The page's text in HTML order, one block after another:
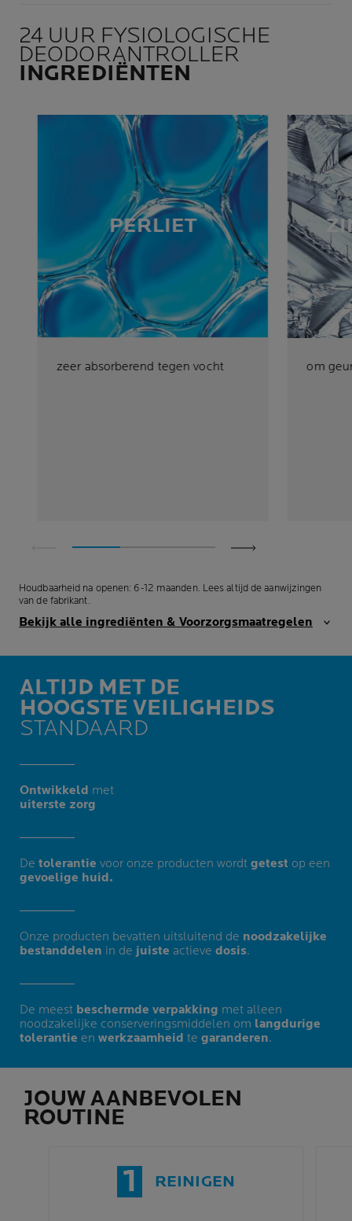
24 UUR FYSIOLOGISCHE
DEODORANTROLLER
INGREDIËNTEN
PERLIET
zeer absorberend tegen vocht om
Houdbaarheid na openen: 6-12 maanden. Lees altijd de aanwijzingen
van de fabrikant.
Bekijk alle ingrediënten & Voorzorgsmaatregelen
ALTIJD MET DE
HOOGSTE VEILIGHEIDS
STANDAARD
Ontwikkeld met
uiterste zorg​
De tolerantie voor onze producten wordt getest op een
gevoelige huid.
Onze producten bevatten uitsluitend de noodzakelijke
bestanddelen in de juiste actieve dosis.
De meest beschermde verpakking met alleen
noodzakelijke conserveringsmiddelen om langdurige
tolerantie en werkzaamheid te garanderen.
JOUW AANBEVOLEN
ROUTINE
1 REINIGEN